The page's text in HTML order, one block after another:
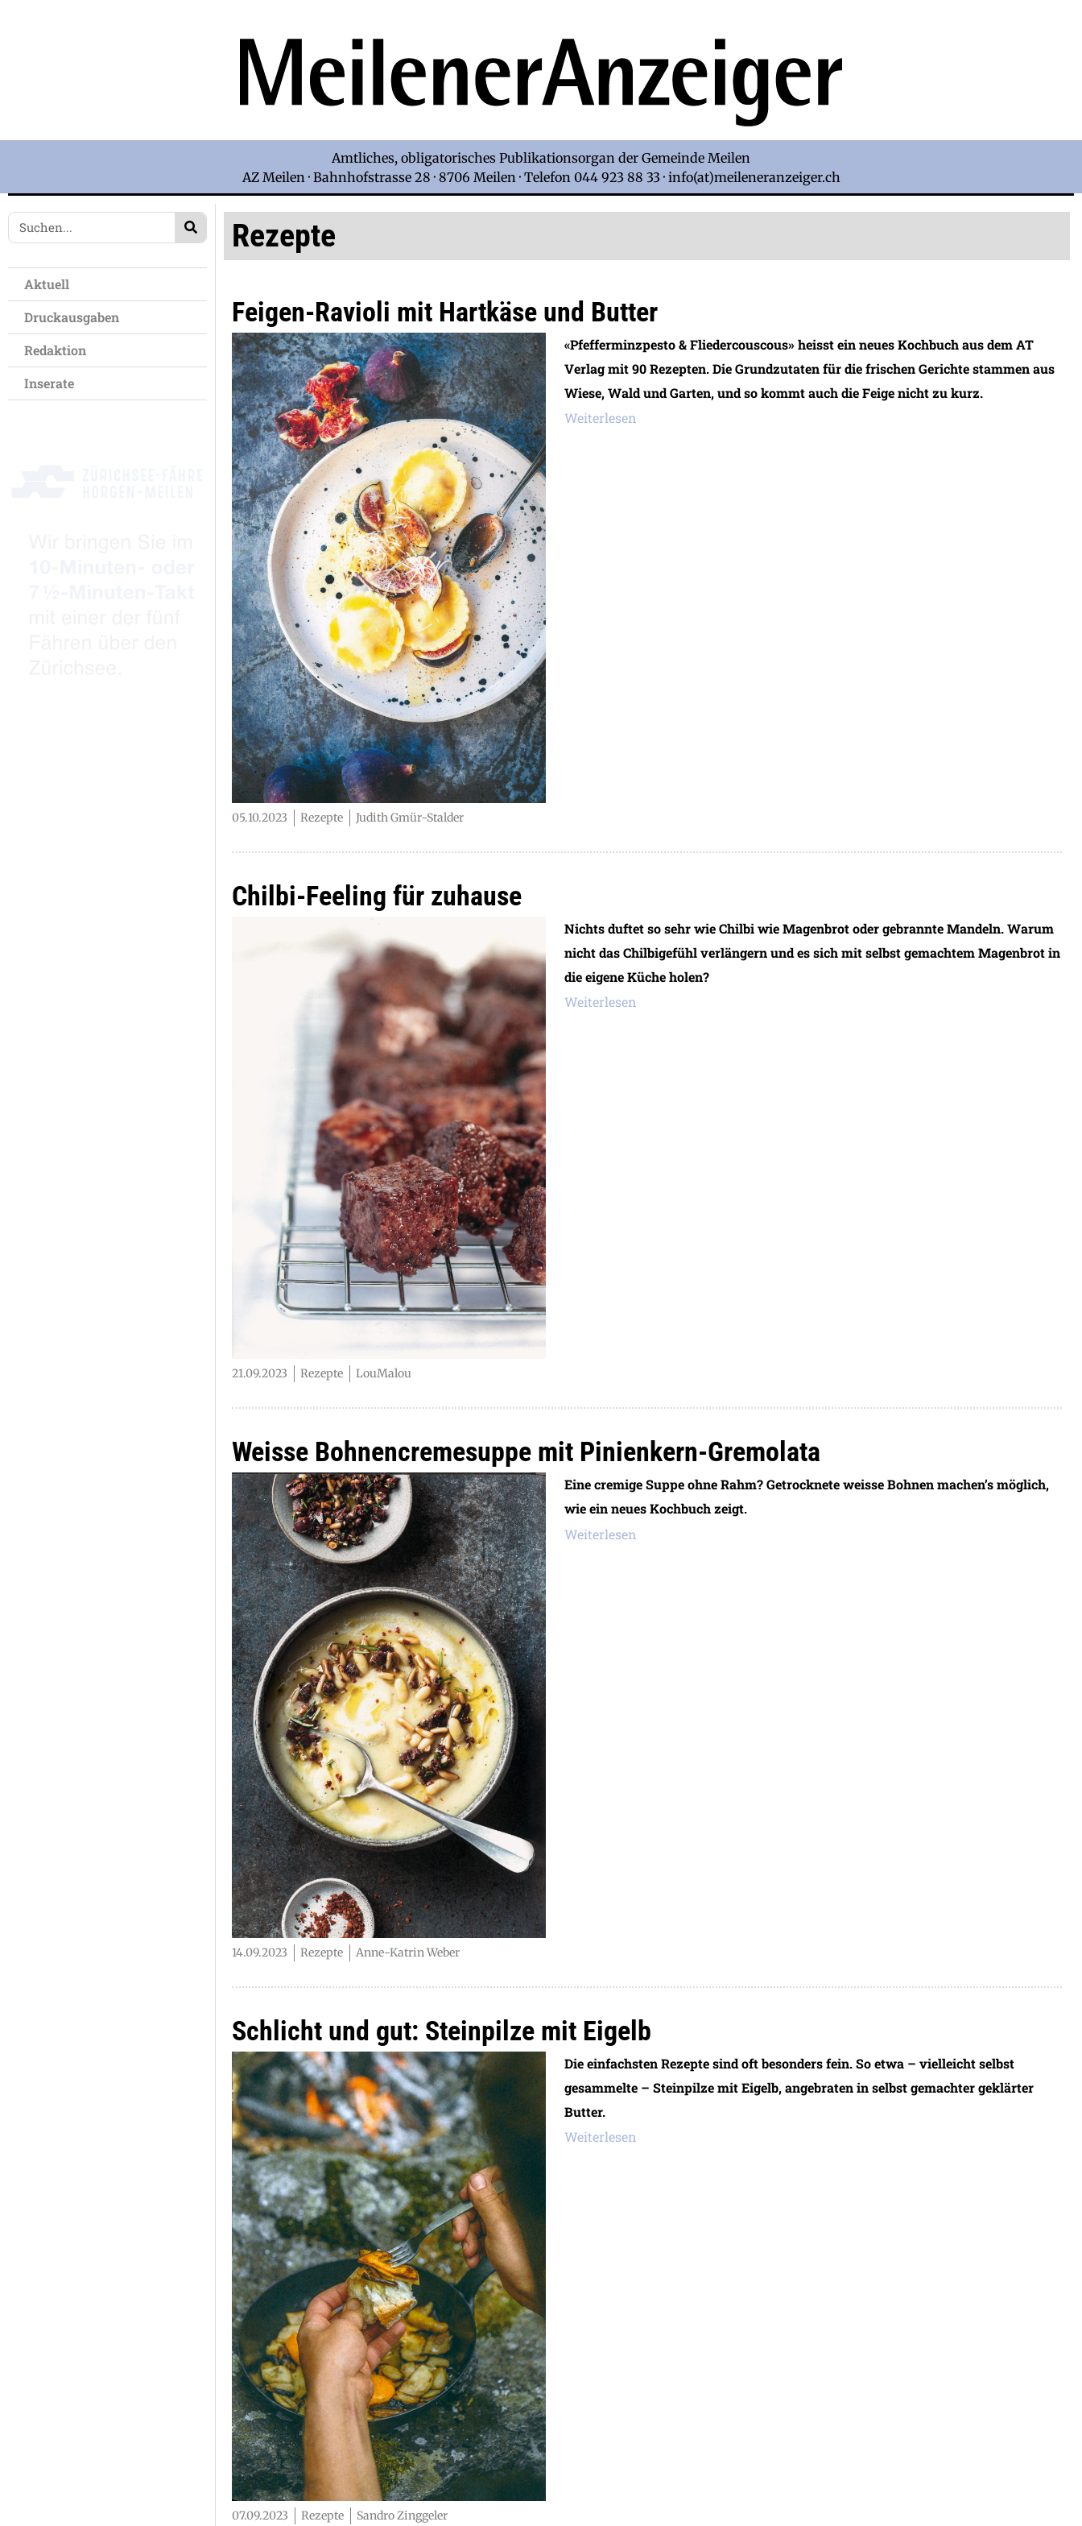
Amtliches, obligatorisches Publikationsorgan der Gemeinde Meilen
AZ Meilen · Bahnhofstrasse 28 · 8706 Meilen · Telefon 044 923 88 33 · info(at)meileneranzeiger.ch
Aktuell
Druckausgaben
Redaktion
Inserate
Rezepte
Feigen-Ravioli mit Hartkäse und Butter
«Pfefferminzpesto & Fliedercouscous» heisst ein neues Kochbuch aus dem AT
Verlag mit 90 Rezepten. Die Grundzutaten für die frischen Gerichte stammen aus
Wiese, Wald und Garten, und so kommt auch die Feige nicht zu kurz.
Weiterlesen
05.10.2023 Rezepte Judith Gmür-Stalder
Chilbi-Feeling für zuhause
Nichts duftet so sehr wie Chilbi wie Magenbrot oder gebrannte Mandeln. Warum
nicht das Chilbigefühl verlängern und es sich mit selbst gemachtem Magenbrot in
die eigene Küche holen?
Weiterlesen
21.09.2023 Rezepte LouMalou
Weisse Bohnencremesuppe mit Pinienkern-Gremolata
Eine cremige Suppe ohne Rahm? Getrocknete weisse Bohnen machen’s möglich,
wie ein neues Kochbuch zeigt.
Weiterlesen
14.09.2023 Rezepte Anne-Katrin Weber
Schlicht und gut: Steinpilze mit Eigelb
Die einfachsten Rezepte sind oft besonders fein. So etwa – vielleicht selbst
gesammelte – Steinpilze mit Eigelb, angebraten in selbst gemachter geklärter
Butter.
Weiterlesen
07.09.2023 Rezepte Sandro Zinggeler